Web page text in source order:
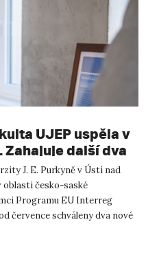
UJEP uspěla v
další dva
se saskými
J. E. Purkyně v Ústí nad
česko-saské
Programu EU Interreg
července schváleny dva nové